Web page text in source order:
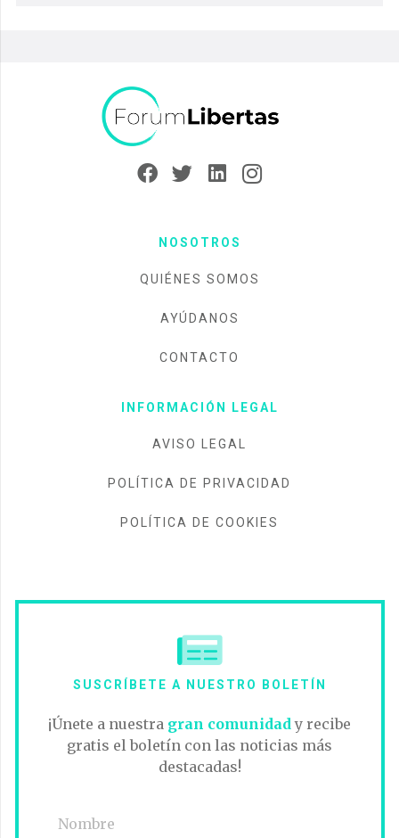
NOSOTROS
QUIÉNES SOMOS
AYÚDANOS
CONTACTO
INFORMACIÓN LEGAL
AVISO LEGAL
POLÍTICA DE PRIVACIDAD
POLÍTICA DE COOKIES
SUSCRÍBETE A NUESTRO BOLETÍN
¡Únete a nuestra gran comunidady recibe
gratis el boletín con las noticias más
destacadas!